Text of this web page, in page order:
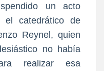
un acto
el catedrático de
Reynel, quien
no había
realizar esa